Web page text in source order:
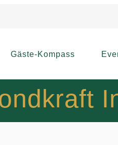
Gäste-Kompass